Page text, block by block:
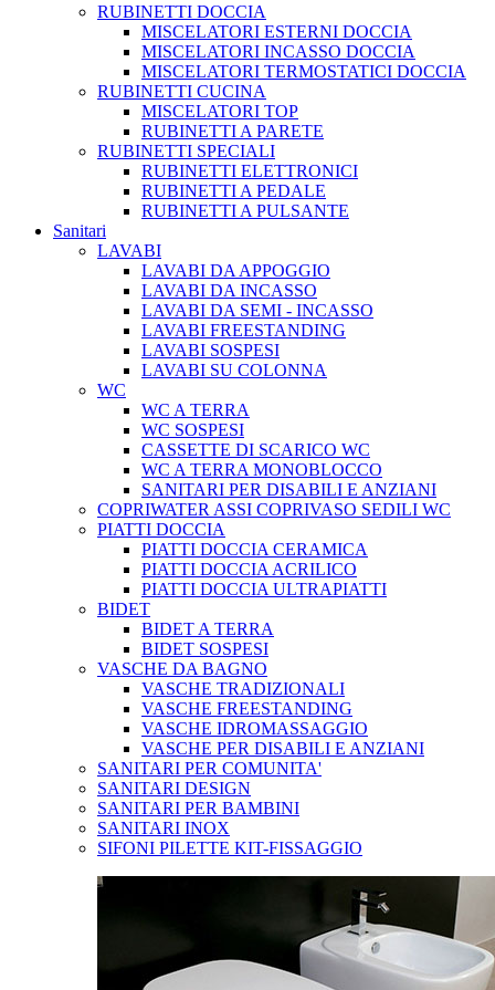
RUBINETTI DOCCIA
MISCELATORI ESTERNI DOCCIA
MISCELATORI INCASSO DOCCIA
MISCELATORI TERMOSTATICI DOCCIA
RUBINETTI CUCINA
MISCELATORI TOP
RUBINETTI A PARETE
RUBINETTI SPECIALI
RUBINETTI ELETTRONICI
RUBINETTI A PEDALE
RUBINETTI A PULSANTE
Sanitari
LAVABI
LAVABI DA APPOGGIO
LAVABI DA INCASSO
LAVABI DA SEMI - INCASSO
LAVABI FREESTANDING
LAVABI SOSPESI
LAVABI SU COLONNA
WC
WC A TERRA
WC SOSPESI
CASSETTE DI SCARICO WC
WC A TERRA MONOBLOCCO
SANITARI PER DISABILI E ANZIANI
COPRIWATER ASSI COPRIVASO SEDILI WC
PIATTI DOCCIA
PIATTI DOCCIA CERAMICA
PIATTI DOCCIA ACRILICO
PIATTI DOCCIA ULTRAPIATTI
BIDET
BIDET A TERRA
BIDET SOSPESI
VASCHE DA BAGNO
VASCHE TRADIZIONALI
VASCHE FREESTANDING
VASCHE IDROMASSAGGIO
VASCHE PER DISABILI E ANZIANI
SANITARI PER COMUNITA'
SANITARI DESIGN
SANITARI PER BAMBINI
SANITARI INOX
SIFONI PILETTE KIT-FISSAGGIO